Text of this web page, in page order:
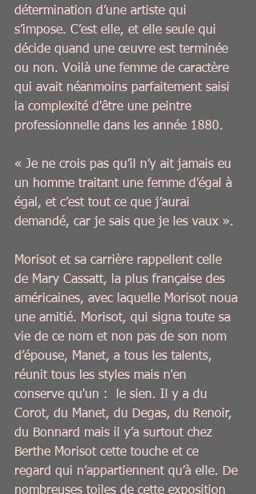
détermination d’une artiste qui
s’impose. C’est elle, et elle seule qui
décide quand une œuvre est terminée
ou non. Voilà une femme de caractère
qui avait néanmoins parfaitement saisi
la complexité d'être une peintre
professionnelle dans les année 1880.
« Je ne crois pas qu’il n’y ait jamais eu
un homme traitant une femme d’égal à
égal, et c’est tout ce que j’aurai
demandé, car je sais que je les vaux ».
Morisot et sa carrière rappellent celle
de Mary Cassatt, la plus française des
américaines, avec laquelle Morisot noua
une amitié. Morisot, qui signa toute sa
vie de ce nom et non pas de son nom
d’épouse, Manet, a tous les talents,
réunit tous les styles mais n'en
conserve qu'un :  le sien. Il y a du
Corot, du Manet, du Degas, du Renoir,
du Bonnard mais il y’a surtout chez
Berthe Morisot cette touche et ce
regard qui n’appartiennent qu’à elle. De
nombreuses toiles de cette exposition